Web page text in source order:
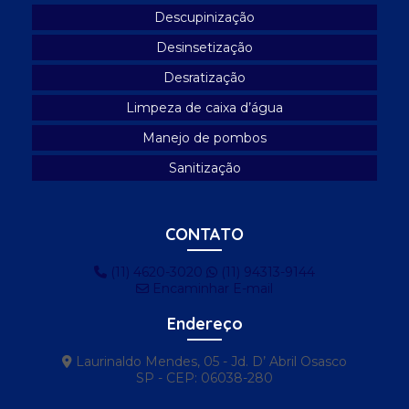
Limpeza de caixa d'água condomínio
Limpeza de caixa d'água de prédio
Limpeza de caixa d'água profissional
Limpeza e desinfecção de caixa d'água
Limpeza e manutenção de caixa d'água
Manejo de pombos
Proteção contra pombos
Proteção contra pombos no telhado
Remoção de pombos
Descupinização
Desinsetização
Desratização
Limpeza de caixa d’água
Manejo de pombos
Sanitização
CONTATO
(11) 4620-3020
(11) 94313-9144
Encaminhar E-mail
Endereço
Laurinaldo Mendes, 05 - Jd. D’ Abril Osasco
SP - CEP: 06038-280